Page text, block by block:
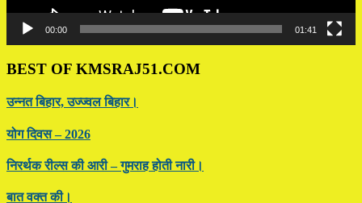
00:00 01:41
BEST OF KMSRAJ51.COM
उन्नत बिहार, उज्ज्वल बिहार।
योग दिवस – 2026
निरर्थक रील्स की आरी – गुमराह होती नारी।
बात वक्त की।